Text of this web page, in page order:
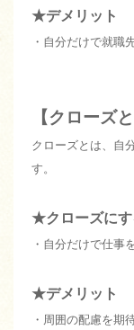
★デメリット
・自分だけで就職
【クローズ
クローズとは、自
す。
★クローズにす
・自分だけで仕事
★デメリット
・周囲の配慮を期